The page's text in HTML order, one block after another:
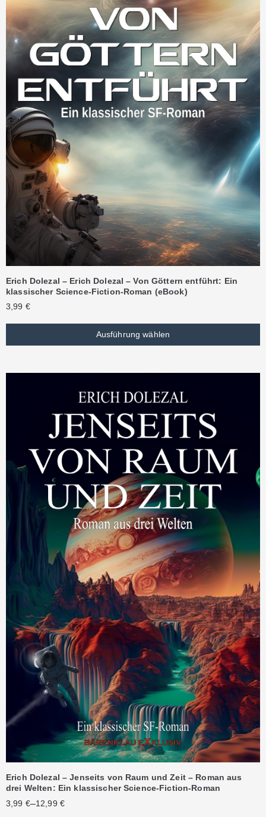
Erich Dolezal – Erich Dolezal – Von Göttern entführt: Ein
klassischer Science-Fiction-Roman (eBook)
3,99 €
Ausführung wählen
Erich Dolezal – Jenseits von Raum und Zeit – Roman aus
drei Welten: Ein klassischer Science-Fiction-Roman
3,99 €–12,99 €